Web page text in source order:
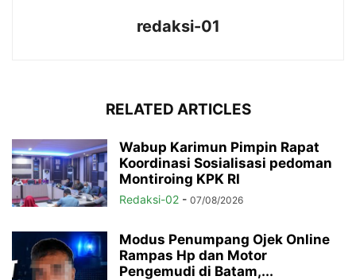
redaksi-01
RELATED ARTICLES
Wabup Karimun Pimpin Rapat
Koordinasi Sosialisasi pedoman
Montiroing KPK RI
Redaksi-02 - 07/08/2026
Modus Penumpang Ojek Online
Rampas Hp dan Motor
Pengemudi di Batam,...